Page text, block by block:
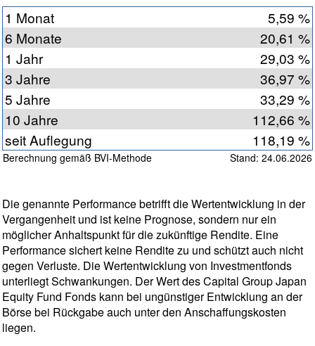
1 Monat
5,59 %
6 Monate
20,61 %
1 Jahr
29,03 %
3 Jahre
36,97 %
5 Jahre
33,29 %
10 Jahre
112,66 %
seit Auflegung
118,19 %
Berechnung gemäß BVI-Methode Stand: 24.06.2026
Die genannte Performance betrifft die Wertentwicklung in der
Vergangenheit und ist keine Prognose, sondern nur ein
möglicher Anhaltspunkt für die zukünftige Rendite. Eine
Performance sichert keine Rendite zu und schützt auch nicht
gegen Verluste. Die Wertentwicklung von Investmentfonds
unterliegt Schwankungen. Der Wert des Capital Group Japan
Equity Fund Fonds kann bei ungünstiger Entwicklung an der
Börse bei Rückgabe auch unter den Anschaffungskosten
liegen.